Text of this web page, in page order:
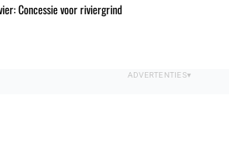
Concessie voor riviergrind